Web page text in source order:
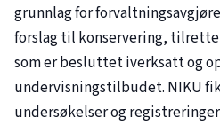
grunnlag for
forslag til konservering,
som er besluttet iverksatt og
undervisningstilbudet. NIKU
undersøkelser og